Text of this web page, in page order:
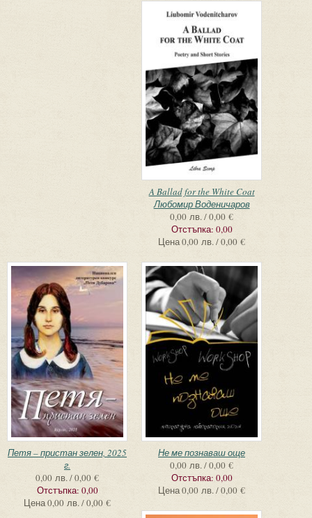
A Ballad for the White Coat
Любомир Воденичаров
0,00 лв. / 0,00 €
Отстъпка: 0,00
Цена0,00 лв. / 0,00 €
Петя – пристан зелен, 2025
г.
0,00 лв. / 0,00 €
Отстъпка: 0,00
Цена0,00 лв. / 0,00 €
Не ме познаваш още
0,00 лв. / 0,00 €
Отстъпка: 0,00
Цена0,00 лв. / 0,00 €